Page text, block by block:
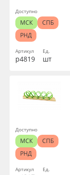
Артикул
р4819
Ед.
шт
Доступно
МСК
СПБ
РНД
Артикул Ед.
Доступно
МСК
СПБ
РНД